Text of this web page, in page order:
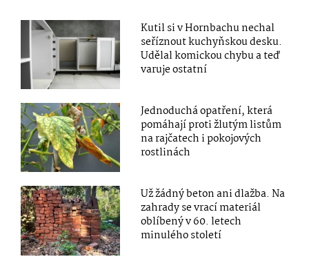
Kutil si v Hornbachu nechal
seříznout kuchyňskou desku.
Udělal komickou chybu a teď
varuje ostatní
Jednoduchá opatření, která
pomáhají proti žlutým listům
na rajčatech i pokojových
rostlinách
Už žádný beton ani dlažba. Na
zahrady se vrací materiál
oblíbený v 60. letech
minulého století